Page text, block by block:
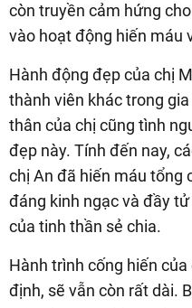
còn truyền cảm hứng
vào hoạt động hiến máu
Hành động đẹp của chị
thành viên khác trong
thân của chị cũng tình
đẹp này. Tính đến nay,
chị An đã hiến máu tổng
đáng kinh ngạc và đầy
của tinh thần sẻ chia.
Hành trình cống hiến
định, sẽ vẫn còn rất dài.